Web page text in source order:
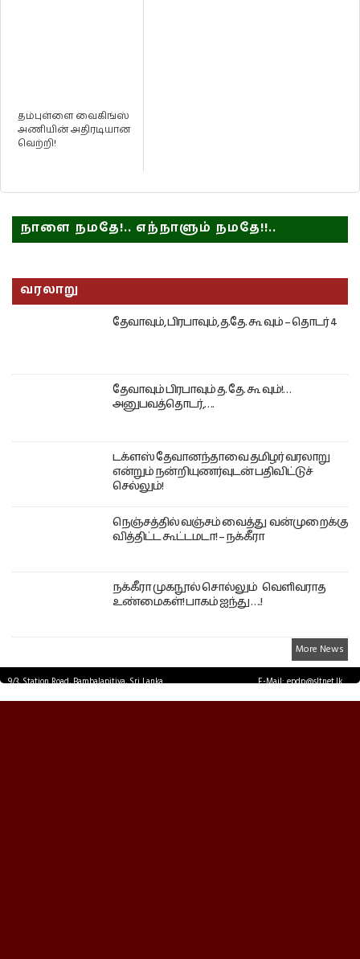
தம்புள்ளை வைகிங்ஸ்
அணியின் அதிரடியான
வெற்றி!
நாளை நமதே!.. எந்நாளும் நமதே!!..
வரலாறு
தேவாவும், பிரபாவும், த.தே. கூ வும் – தொடர் 4
தேவாவும் பிரபாவும் த. தே. கூ வும்!…
அனுபவத்தொடர்,….
டக்ளஸ் தேவானந்தாவை தமிழர் வரலாறு
என்றும் நன்றியுணர்வுடன் பதிவிட்டுச்
செல்லும்!
நெஞ்சத்தில் வஞ்சம் வைத்து வன்முறைக்கு
வித்திட்ட கூட்டமடா! – நக்கீரா
நக்கீரா முகநூல் சொல்லும் வெளிவராத
உண்மைகள்! பாகம் ஐந்து ….!
More News
9/3, Station Road, Bambalapitiya, Sri Lanka.
E-Mail: epdp@sltnet.lk